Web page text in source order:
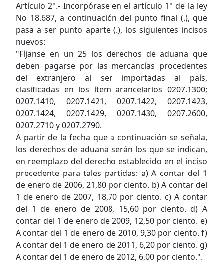
Artículo 2°.- Incorpórase en el artículo 1° de la ley
No 18.687, a continuación del punto final (.), que
pasa a ser punto aparte (.), los siguientes incisos
nuevos:
"Fíjanse en un 25 los derechos de aduana que
deben pagarse por las mercancías procedentes
del extranjero al ser importadas al país,
clasificadas en los ítem arancelarios 0207.1300;
0207.1410, 0207.1421, 0207.1422, 0207.1423,
0207.1424, 0207.1429, 0207.1430, 0207.2600,
0207.2710 y 0207.2790.
A partir de la fecha que a continuación se señala,
los derechos de aduana serán los que se indican,
en reemplazo del derecho establecido en el inciso
precedente para tales partidas: a) A contar del 1
de enero de 2006, 21,80 por ciento. b) A contar del
1 de enero de 2007, 18,70 por ciento. c) A contar
del 1 de enero de 2008, 15,60 por ciento. d) A
contar del 1 de enero de 2009, 12,50 por ciento. e)
A contar del 1 de enero de 2010, 9,30 por ciento. f)
A contar del 1 de enero de 2011, 6,20 por ciento. g)
A contar del 1 de enero de 2012, 6,00 por ciento.".